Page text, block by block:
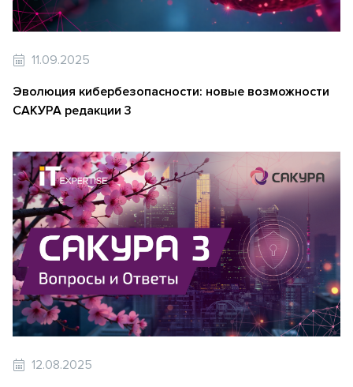
11.09.2025
Эволюция кибербезопасности: новые возможности
САКУРА редакции 3
12.08.2025